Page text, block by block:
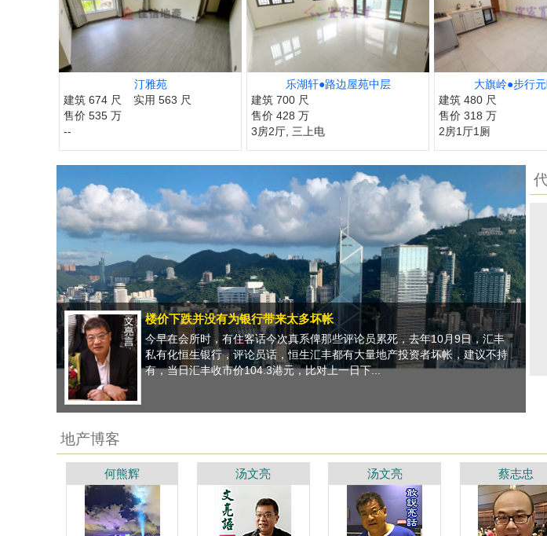
汀雅苑
建筑 674 尺
实用 563 尺
售价 535 万
--
乐湖轩●路边屋苑中层
建筑 700 尺
售价 428 万
3房2厅, 三上电
大旗岭●步行元
建筑 480 尺
售价 318 万
2房1厅1厕
楼价下跌并没有为银行带来太多坏帐
今早在会所时，有住客话今次真系俾那些评论员累死，去年10月9日，汇丰
私有化恒生银行，评论员话，恒生汇丰都有大量地产投资者坏帐，建议不持
有，当日汇丰收市价104.3港元，比对上一日下...
地产博客
何熊辉 汤文亮 汤文亮 蔡志忠